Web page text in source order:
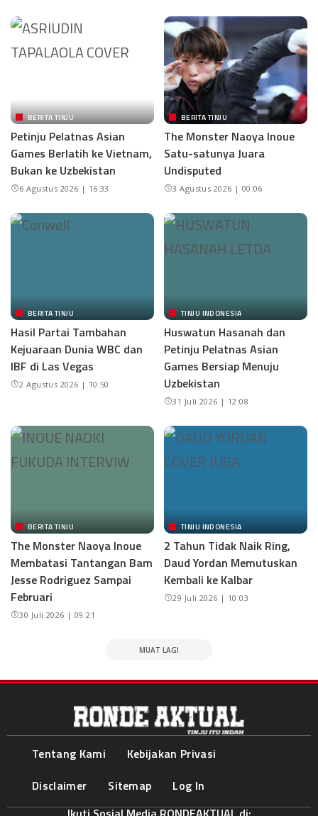
BERITA TINJU
Petinju Pelatnas Asian
Games Berlatih ke Vietnam,
Bukan ke Uzbekistan
6 Agustus 2026 | 16:33
BERITA TINJU
The Monster Naoya Inoue
Satu-satunya Juara
Undisputed
3 Agustus 2026 | 00:06
BERITA TINJU
Hasil Partai Tambahan
Kejuaraan Dunia WBC dan
IBF di Las Vegas
2 Agustus 2026 | 10:50
TINJU INDONESIA
Huswatun Hasanah dan
Petinju Pelatnas Asian
Games Bersiap Menuju
Uzbekistan
31 Juli 2026 | 12:08
BERITA TINJU
The Monster Naoya Inoue
Membatasi Tantangan Bam
Jesse Rodriguez Sampai
Februari
30 Juli 2026 | 09:21
TINJU INDONESIA
2 Tahun Tidak Naik Ring,
Daud Yordan Memutuskan
Kembali ke Kalbar
29 Juli 2026 | 10:03
MUAT LAGI
Tentang Kami
Kebijakan Privasi
Disclaimer
Sitemap
Log In